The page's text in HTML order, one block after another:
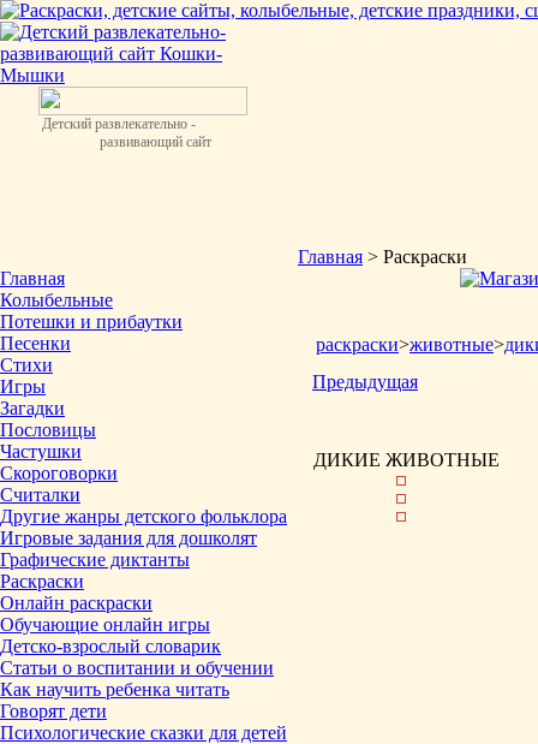
Детский развлекательно -
развивающий сайт
Главная
Колыбельные
Потешки и прибаутки
Песенки
Стихи
Игры
Загадки
Пословицы
Частушки
Скороговорки
Считалки
Другие жанры детского фольклора
Игровые задания для дошколят
Графические диктанты
Раскраски
Онлайн раскраски
Обучающие онлайн игры
Детско-взрослый словарик
Статьи о воспитании и обучении
Как научить ребенка читать
Говорят дети
Психологические сказки для детей
Главная > Раскраски
раскраски>животные>
Предыдущая
ДИКИЕ ЖИВОТНЫЕ